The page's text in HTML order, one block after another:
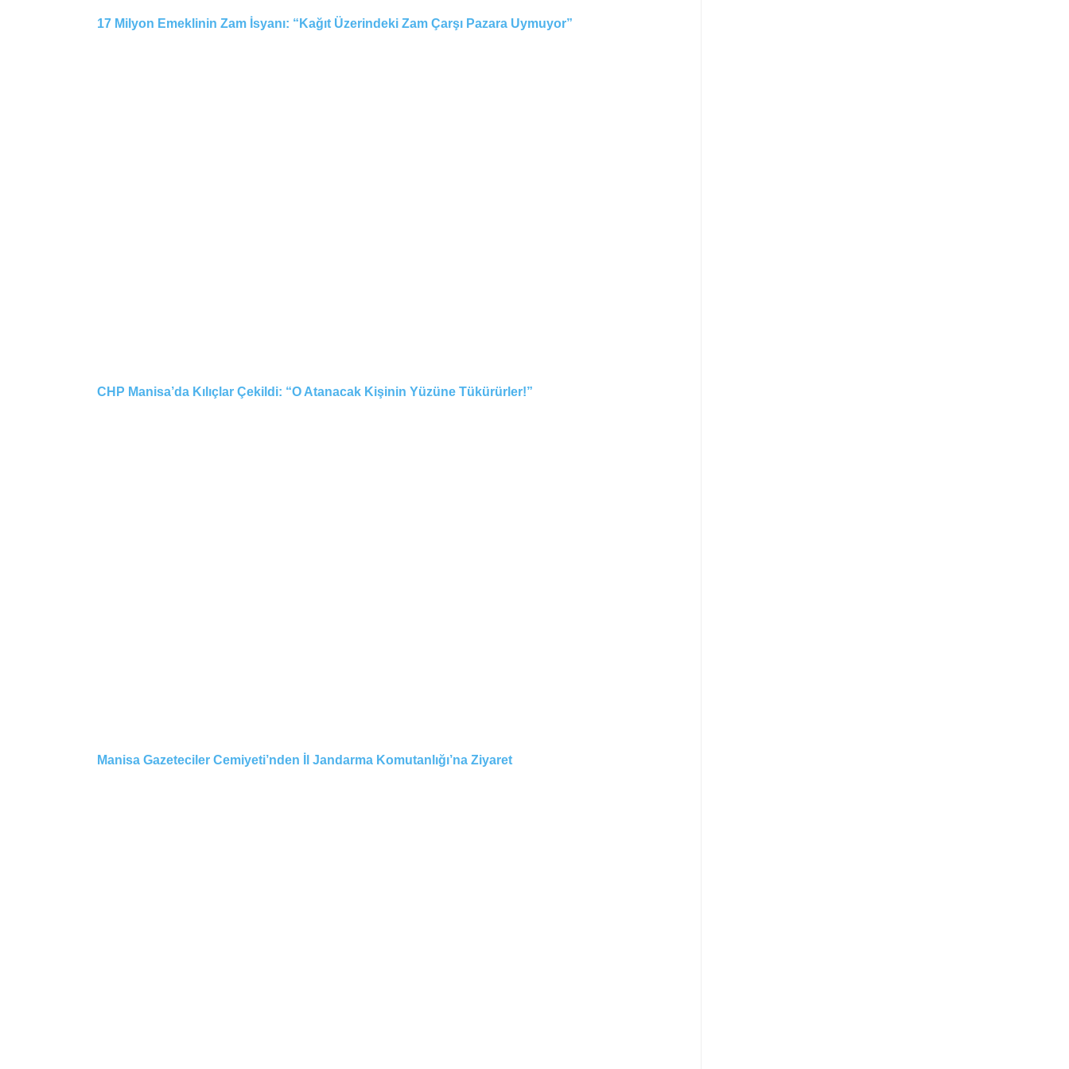
17 Milyon Emeklinin Zam İsyanı: “Kağıt Üzerindeki Zam Çarşı Pazara Uymuyor”
CHP Manisa’da Kılıçlar Çekildi: “O Atanacak Kişinin Yüzüne Tükürürler!”
Manisa Gazeteciler Cemiyeti’nden İl Jandarma Komutanlığı’na Ziyaret